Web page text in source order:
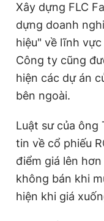
Xây dựng FLC
dựng doanh
hiệu" về lĩnh
Công ty cũng
hiện các dự án
bên ngoài.
Luật sư của ông
tin về cổ phiếu
điểm giá lên
không bán khi
hiện khi giá